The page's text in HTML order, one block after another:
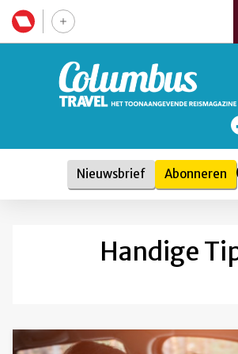
Nieuwsbrief Abonneren
Handige